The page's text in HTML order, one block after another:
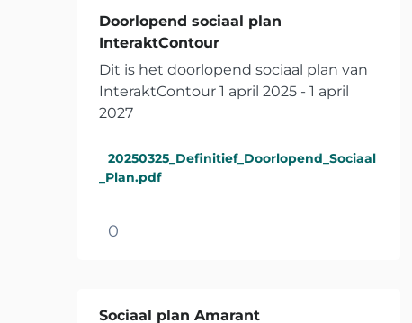
Doorlopend sociaal plan
InteraktContour
Dit is het doorlopend sociaal plan van
InteraktContour 1 april 2025 - 1 april
2027
20250325_Definitief_Doorlopend_Sociaal
_Plan.pdf
0
Sociaal plan Amarant